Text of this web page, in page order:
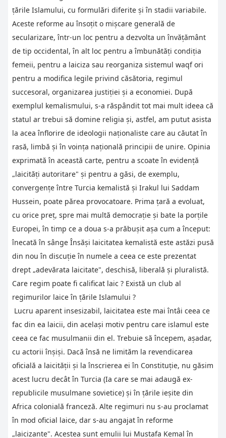
ţările Islamului, cu formulări diferite şi în stadii variabile.
Aceste reforme au însoţit o mişcare generală de
secularizare, într-un loc pentru a dezvolta un învăţământ
de tip occidental, în alt loc pentru a îmbunătăţi condiţia
femeii, pentru a laiciza sau reorganiza sistemul waqf ori
pentru a modifica legile privind căsătoria, regimul
succesoral, organizarea justiţiei şi a economiei. După
exemplul kemalismului, s-a răspândit tot mai mult ideea că
statul ar trebui să domine religia şi, astfel, am putut asista
la acea înflorire de ideologii naţionaliste care au căutat în
rasă, limbă şi în voinţa naţională principii de unire. Opinia
exprimată în această carte, pentru a scoate în evidenţă
„laicităţi autoritare" şi pentru a găsi, de exemplu,
convergenţe între Turcia kemalistă şi Irakul lui Saddam
Hussein, poate părea provocatoare. Prima ţară a evoluat,
cu orice preţ, spre mai multă democraţie şi bate la porţile
Europei, în timp ce a doua s-a prăbuşit aşa cum a început:
înecată în sânge Însăşi laicitatea kemalistă este astăzi pusă
din nou în discuţie în numele a ceea ce este prezentat
drept „adevărata laicitate", deschisă, liberală şi pluralistă.
Care regim poate fi calificat laic ? Există un club al
regimurilor laice în ţările Islamului ?
Lucru aparent insesizabil, laicitatea este mai întâi ceea ce
fac din ea laicii, din acelaşi motiv pentru care islamul este
ceea ce fac musulmanii din el. Trebuie să începem, aşadar,
cu actorii înşişi. Dacă însă ne limităm la revendicarea
oficială a laicităţii şi la înscrierea ei în Constituţie, nu găsim
acest lucru decât în Turcia (Ia care se mai adaugă ex-
republicile musulmane sovietice) şi în ţările ieşite din
Africa colonială franceză. Alte regimuri nu s-au proclamat
în mod oficial laice, dar s-au angajat în reforme
„laicizante". Acestea sunt emulii lui Mustafa Kemal în